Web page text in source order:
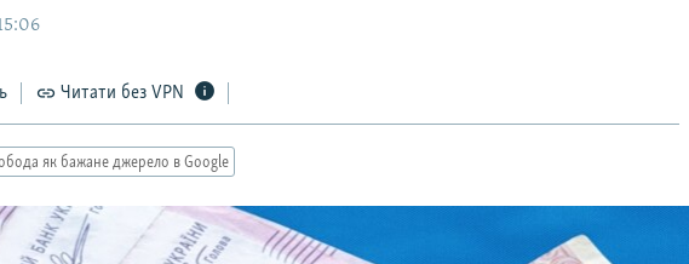
Читати без VPN
як бажане джерело в Google